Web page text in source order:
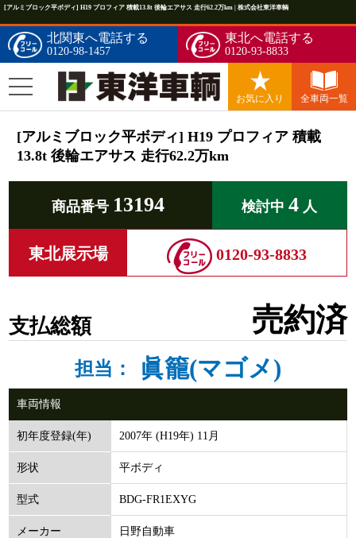
[アルミブロック平ボディ] H19 プロフィア 積載13.8t 後輪エアサス 走行62.2万km | 株式会社東洋車輌
北関東へ電話する
0120-98-1457
東北へ電話する
0120-93-8833
お気に入り 全車両一覧
[アルミブロック平ボディ] H19 プロフィア 積載
13.8t 後輪エアサス 走行62.2万km
商品番号 13194 検討中 4 人
東北展示場 0120-93-8833
支払総額 売約済
担当： 眞籠(マゴメ)
車両情報
初年度登録(年) 2007年 (H19年) 11月
形状 平ボディ
型式 BDG-FR1EXYG
メーカー 日野自動車